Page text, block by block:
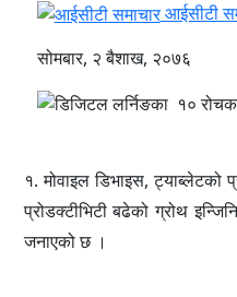
आईसीटी
सोमबार, २ बैशाख, २०७६
१. मोवाइल डिभाइस, ट्याब्लेटको
प्रोडक्टीभिटी बढेको ग्रोथ
जनाएको छ ।